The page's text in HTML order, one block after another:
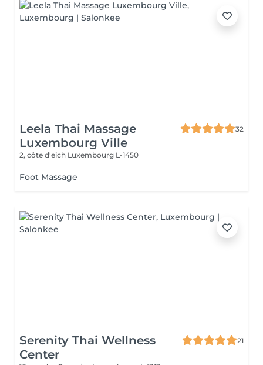
Leela Thai Massage
Luxembourg Ville
32
2, côte d'eich Luxembourg L-1450
Foot Massage
Serenity Thai Wellness
Center
21